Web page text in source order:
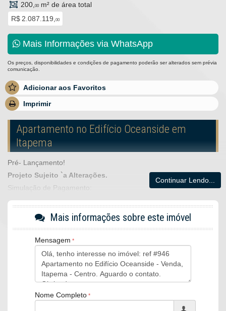
200, 00 m² de área total
R$ 2.087.119, 00
Mais Informações via WhatsApp
Os preços, disponibilidades e condições de pagamento poderão ser alterados sem prévia
comunicação.
Adicionar aos Favoritos
Imprimir
Apartamento no Edifício Oceanside em
Itapema
Pré- Lançamento!
Projeto Sujeito `a Alterações.
Simulação de Pagamento:
Entrada + 84 Parcelas + 7 reforços
Características do Imóvel
Sacada / Varanda
Sacada com Churrasqueira
Continuar Lendo...
Mais informações sobre este imóvel
Mensagem
Nome Completo